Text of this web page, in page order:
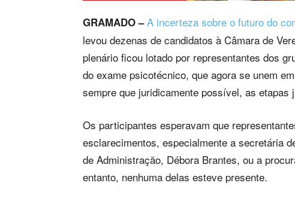
GRAMADO – A incerteza sobre o futuro do
levou dezenas de candidatos à Câmara de
plenário ficou lotado por representantes dos
do exame psicotécnico, que agora se unem
sempre que juridicamente possível, as
Os participantes esperavam que
esclarecimentos, especialmente a secretária
de Administração, Débora Brantes, ou a
entanto, nenhuma delas esteve presente.